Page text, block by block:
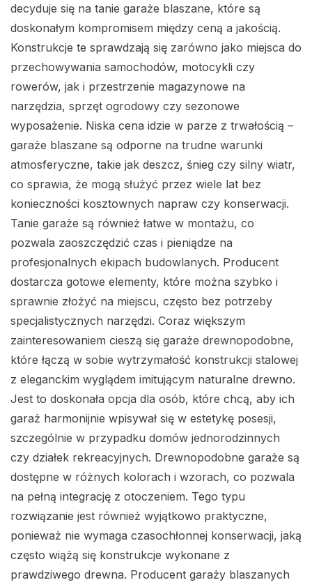
decyduje się na tanie garaże blaszane, które są
doskonałym kompromisem między ceną a jakością.
Konstrukcje te sprawdzają się zarówno jako miejsca do
przechowywania samochodów, motocykli czy
rowerów, jak i przestrzenie magazynowe na
narzędzia, sprzęt ogrodowy czy sezonowe
wyposażenie. Niska cena idzie w parze z trwałością –
garaże blaszane są odporne na trudne warunki
atmosferyczne, takie jak deszcz, śnieg czy silny wiatr,
co sprawia, że mogą służyć przez wiele lat bez
konieczności kosztownych napraw czy konserwacji.
Tanie garaże są również łatwe w montażu, co
pozwala zaoszczędzić czas i pieniądze na
profesjonalnych ekipach budowlanych. Producent
dostarcza gotowe elementy, które można szybko i
sprawnie złożyć na miejscu, często bez potrzeby
specjalistycznych narzędzi. Coraz większym
zainteresowaniem cieszą się garaże drewnopodobne,
które łączą w sobie wytrzymałość konstrukcji stalowej
z eleganckim wyglądem imitującym naturalne drewno.
Jest to doskonała opcja dla osób, które chcą, aby ich
garaż harmonijnie wpisywał się w estetykę posesji,
szczególnie w przypadku domów jednorodzinnych
czy działek rekreacyjnych. Drewnopodobne garaże są
dostępne w różnych kolorach i wzorach, co pozwala
na pełną integrację z otoczeniem. Tego typu
rozwiązanie jest również wyjątkowo praktyczne,
ponieważ nie wymaga czasochłonnej konserwacji, jaką
często wiążą się konstrukcje wykonane z
prawdziwego drewna. Producent garaży blaszanych